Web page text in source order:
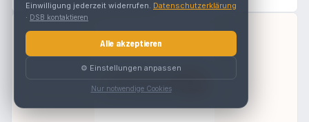
Einwilligung jederzeit widerrufen. Datenschutzerklärung
· DSB kontaktieren
Alle akzeptieren
⚙️ Einstellungen anpassen
Nur notwendige Cookies